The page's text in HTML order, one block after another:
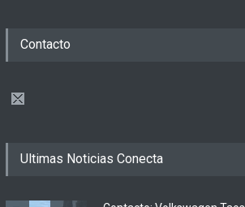
Contacto
Ultimas Noticias Conecta